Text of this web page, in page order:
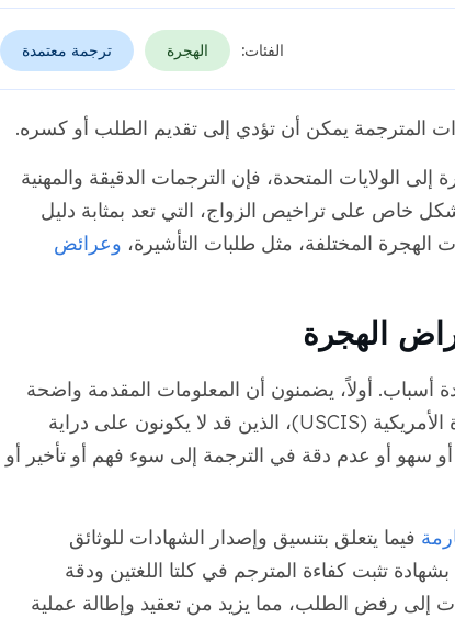
الفئات: الهجرة ترجمة معتمدة
المترجمة يمكن أن تؤدي إلى تقديم الطلب أو كسره.
إلى الولايات المتحدة، فإن الترجمات الدقيقة والمهنية
خاص على تراخيص الزواج، التي تعد بمثابة دليل
الهجرة المختلفة، مثل طلبات التأشيرة، وعرائض
الهجرة
أسباب. أولاً، يضمنون أن المعلومات المقدمة واضحة
ومفهومة لموظفي خدمات المواطنة والهجرة الأمريكية (USCIS)، الذين قد لا يكونون على دراية
أو سهو أو عدم دقة في الترجمة إلى سوء فهم أو تأخير أو
فيما يتعلق بتنسيق وإصدار الشهادات للوثائق
تثبت كفاءة المترجم في كلتا اللغتين ودقة
إلى رفض الطلب، مما يزيد من تعقيد وإطالة عملية